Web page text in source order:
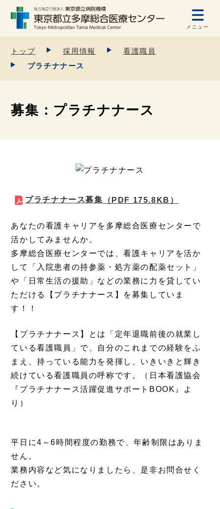
メニュー
トップ 採用情報
看護職員
プラチナナース
募集：プラチナナース
プラチナナース募集 （PDF 175.8KB）
あなたの看護キャリアを多摩総合医療センターで
活かしてみませんか。
多摩総合医療センターでは、看護キャリアを活か
して「入院患者の持参薬・処方薬の配薬セット」
や「日常生活の援助」などの業務に力を貸してい
ただける【プラチナナース】を募集していま
す！！
【プラチナナース】とは「定年退職前後の就業し
ている看護職員」で、自分のこれまでの経験をふ
まえ、持っている能力を発揮し、いきいきと輝き
続けている看護職員の呼称です。（日本看護協会
『プラチナナース活躍促進サポートBOOK』よ
り）
平日に4～6時間程度の勤務で、年齢制限はありま
せん。
業務内容など気になりましたら、是非お問合せく
ださい。